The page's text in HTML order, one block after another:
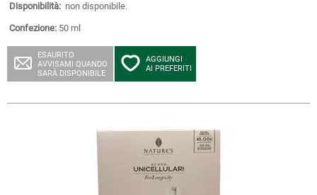
Disponibilità: non disponibile.
Confezione: 50 ml
ESAURITO
AVVISAMI QUANDO
SARÀ DISPONIBILE
AGGIUNGI
AI PREFERITI